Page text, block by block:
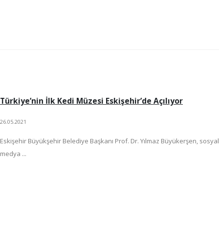
Türkiye’nin İlk Kedi Müzesi Eskişehir’de Açılıyor
26.05.2021
Eskişehir Büyükşehir Belediye Başkanı Prof. Dr. Yılmaz Büyükerşen, sosyal
medya ...